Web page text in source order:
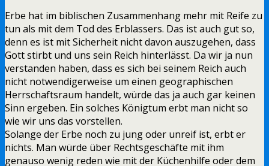
Erbe hat im biblischen Zusammenhang mehr mit Reife zu
tun als mit dem Tod des Erblassers. Das ist auch gut so,
denn es ist mit Sicherheit nicht davon auszugehen, dass
Gott stirbt und uns sein Reich hinterlässt. Da wir ja nun
verstanden haben, dass es sich bei seinem Reich auch
nicht notwendigerweise um einen geographischen
Herrschaftsraum handelt, würde das ja auch gar keinen
Sinn ergeben. Ein solches Königtum erbt man nicht so
wie wir uns das vorstellen.
Solange der Erbe noch zu jung oder unreif ist, erbt er
nichts. Man würde über Rechtsgeschäfte mit ihm
genauso wenig reden wie mit der Küchenhilfe oder dem